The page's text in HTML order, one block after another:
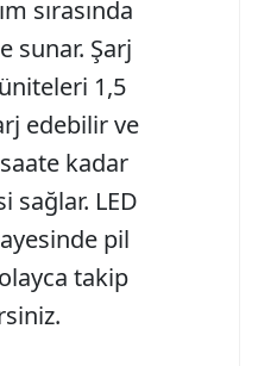
sırasında
sunar. Şarj
1,5
edebilir ve
kadar
sağlar. LED
pil
takip